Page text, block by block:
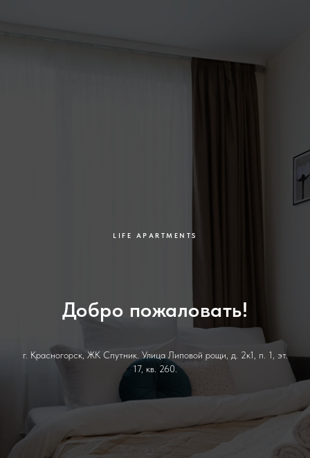
LIFE APARTMENTS
Добро пожаловать!
г. Красногорск, ЖК Спутник. Улица Липовой рощи, д. 2к1, п. 1, эт.
17, кв. 260.